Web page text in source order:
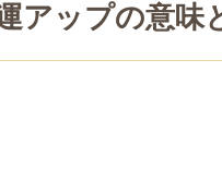
アップの意味